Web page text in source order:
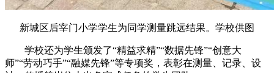
新城区后宰门小学学生为同学测量跳远结果。学校供图
学校还为学生颁发了“精益求精”“数据先锋”“创意大
师”“劳动巧手”“融媒先锋”等专项奖，表彰在测量、记录、设